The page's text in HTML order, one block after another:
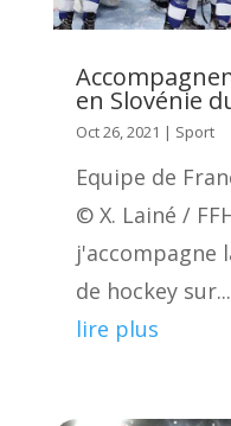
en Slovénie
Oct 26, 2021 | Sport
Equipe de
© X. Lainé /
j'accompagne
de hockey sur...
lire plus